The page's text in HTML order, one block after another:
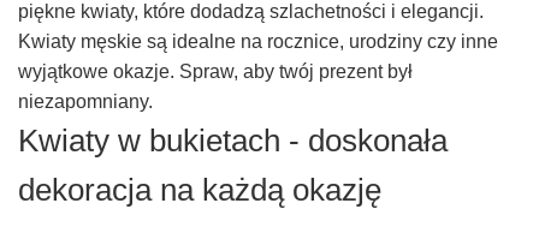
piękne kwiaty, które dodadzą szlachetności i elegancji.
Kwiaty męskie są idealne na rocznice, urodziny czy inne
wyjątkowe okazje. Spraw, aby twój prezent był
niezapomniany.
Kwiaty w bukietach - doskonała
dekoracja na każdą okazję